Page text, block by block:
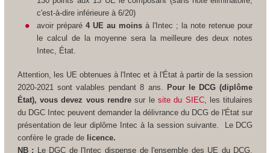
c'est-à-dire inférieure à 6/20)
avoir préparé4 UE au moins à l'Intec ; la note retenue pour
le calcul de la moyenne sera la meilleure des deux notes
Intec, État.
Attention, les UE obtenues à l'Intec et à l'État à partir de la session
2020-2021 sont valables pendant 8 ans. Pour le DCG (diplôme
État), vous devez vous rendresur lesite du SIEC, les titulaires
du DGC Intec peuvent demander la délivrance du DCG de l'État sur
présentation de leur diplôme Intec à la session suivante.
Le DCG
confère le grade de licence.
NB : Le DGC de l'Intec dispense de l'ensemble des UE du DCG.